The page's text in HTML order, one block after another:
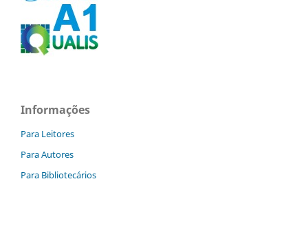
Informações
Para Leitores
Para Autores
Para Bibliotecários